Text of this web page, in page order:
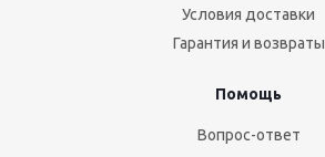
Условия доставки
Гарантия и возвраты
Помощь
Вопрос-ответ